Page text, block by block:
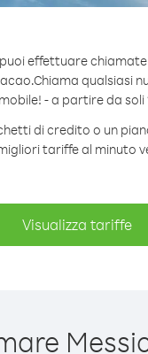
effettuare
Chiama qualsiasi
- a partire da soli
di credito o un
tariffe al minuto
Visualizza tariffe